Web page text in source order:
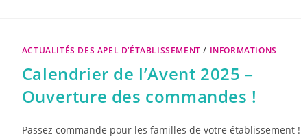
ACTUALITÉS DES APEL D’ÉTABLISSEMENT / INFORMATIONS
Calendrier de l’Avent 2025 –
Ouverture des commandes !
Passez commande pour les familles de votre établissement !